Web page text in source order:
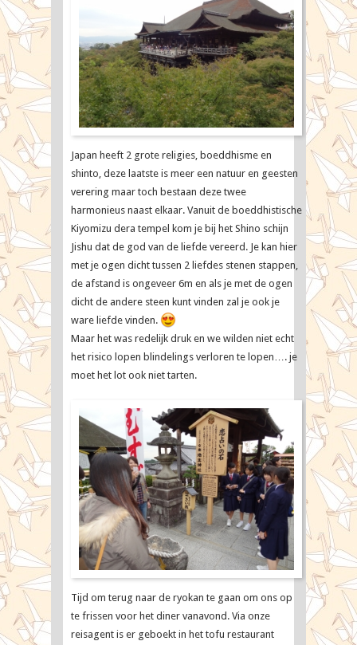
Japan heeft 2 grote religies, boeddhisme en
shinto, deze laatste is meer een natuur en geesten
verering maar toch bestaan deze twee
harmonieus naast elkaar. Vanuit de boeddhistische
Kiyomizu dera tempel kom je bij het Shino schijn
Jishu dat de god van de liefde vereerd. Je kan hier
met je ogen dicht tussen 2 liefdes stenen stappen,
de afstand is ongeveer 6m en als je met de ogen
dicht de andere steen kunt vinden zal je ook je
ware liefde vinden.
Maar het was redelijk druk en we wilden niet echt
het risico lopen blindelings verloren te lopen…. je
moet het lot ook niet tarten.
Tijd om terug naar de ryokan te gaan om ons op
te frissen voor het diner vanavond. Via onze
reisagent is er geboekt in het tofu restaurant